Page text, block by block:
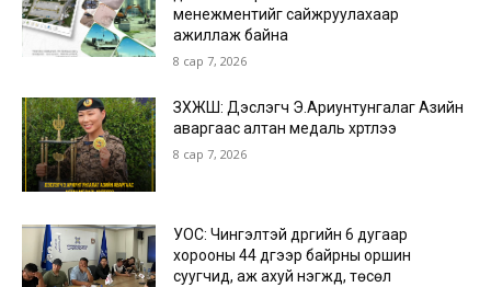
менежментийг сайжруулахаар
ажиллаж байна
8 сар 7, 2026
ЗХЖШ: Дэслэгч Э.Ариунтунгалаг Азийн
аваргаас алтан медаль хүртлээ
8 сар 7, 2026
УОС: Чингэлтэй дүүргийн 6 дугаар
хорооны 44 дүгээр байрны оршин
суугчид, аж ахуй нэгжүүд, төсөл